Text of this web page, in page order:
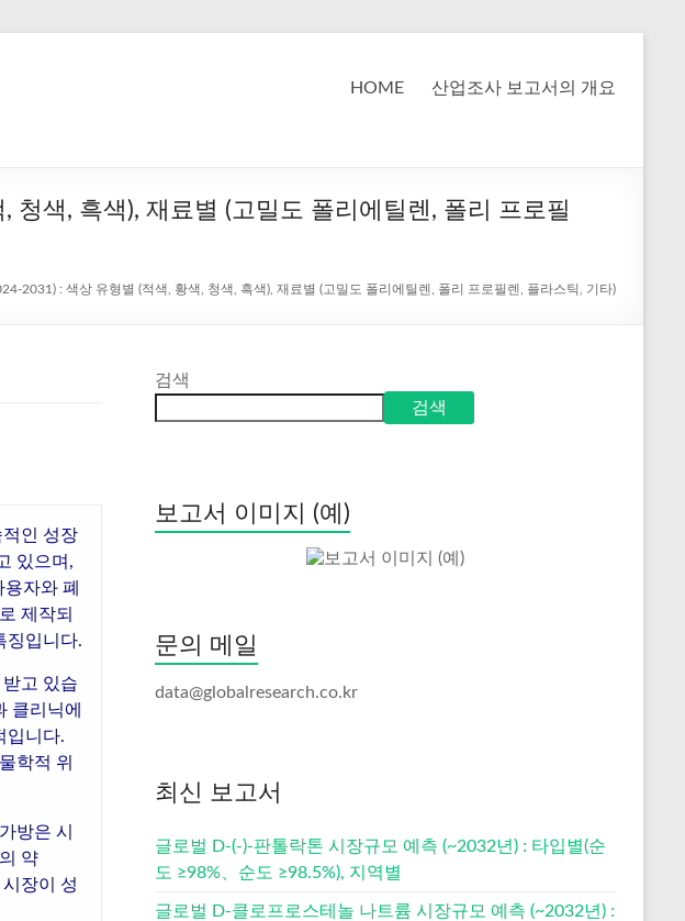
HOME 산업조사 보고서의 개요
색, 흑색), 재료별 (고밀도 폴리에틸렌, 폴리 프로필
2031) : 색상 유형별 (적색, 황색, 청색, 흑색), 재료별 (고밀도 폴리에틸렌, 폴리 프로필렌, 플라스틱, 기타)
인 성장
있으며,
자와 폐
제작되
징입니다.
고 있습
클리닉에
입니다.
학적 위
방은 시
약
장이 성
검색
검색
보고서 이미지 (예)
문의 메일
data@globalresearch.co.kr
최신 보고서
글로벌 D-(-)-판톨락톤 시장규모 예측 (~2032년) : 타입별(순
도 ≥98%、순도 ≥98.5%), 지역별
글로벌 D-클로프로스테놀 나트륨 시장규모 예측 (~2032년) :